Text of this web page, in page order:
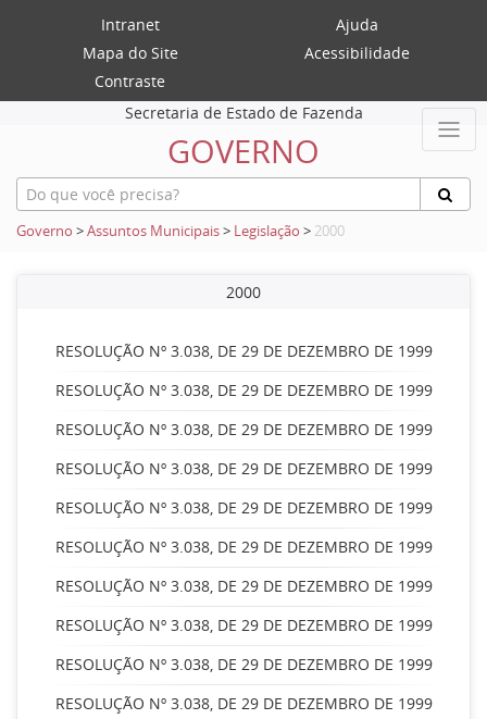
Intranet
Ajuda
Mapa do Site
Acessibilidade
Contraste
Secretaria de Estado de Fazenda
GOVERNO
Governo >Assuntos Municipais> Legislação > 2000
2000
RESOLUÇÃO Nº 3.038, DE 29 DE DEZEMBRO DE 1999
RESOLUÇÃO Nº 3.038, DE 29 DE DEZEMBRO DE 1999
RESOLUÇÃO Nº 3.038, DE 29 DE DEZEMBRO DE 1999
RESOLUÇÃO Nº 3.038, DE 29 DE DEZEMBRO DE 1999
RESOLUÇÃO Nº 3.038, DE 29 DE DEZEMBRO DE 1999
RESOLUÇÃO Nº 3.038, DE 29 DE DEZEMBRO DE 1999
RESOLUÇÃO Nº 3.038, DE 29 DE DEZEMBRO DE 1999
RESOLUÇÃO Nº 3.038, DE 29 DE DEZEMBRO DE 1999
RESOLUÇÃO Nº 3.038, DE 29 DE DEZEMBRO DE 1999
RESOLUÇÃO Nº 3.038, DE 29 DE DEZEMBRO DE 1999